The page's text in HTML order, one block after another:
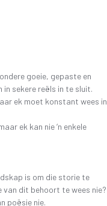
goeie, gepaste en
sekere reëls in te sluit.
ek moet konstant wees in
ek kan nie ‘n enkele
is om die storie te
van dit behoort te wees nie?
poësie nie.